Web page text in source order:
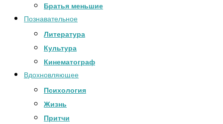
Братья меньшие
Познавательное
Литература
Культура
Кинематограф
Вдохновляющее
Психология
Жизнь
Притчи